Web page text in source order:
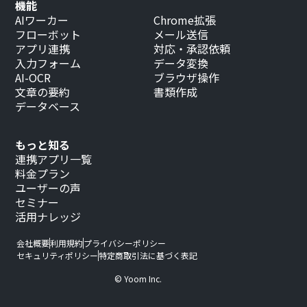
もっと知る
連携アプリ一覧
料金プラン
ユーザーの声
セミナー
活用ナレッジ
機能
AIワーカー
フローボット
アプリ連携
入力フォーム
AI-OCR
文章の要約
データベース
Chrome拡張
メール送信
対応・承認依頼
データ変換
ブラウザ操作
書類作成
会社概要利用規約プライバシーポリシー
セキュリティポリシー特定商取引法に基づく表記
© Yoom Inc.